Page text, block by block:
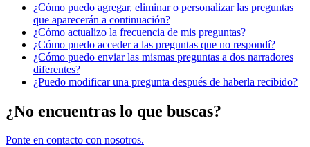
¿Cómo puedo agregar, eliminar o personalizar las preguntas
que aparecerán a continuación?
¿Cómo actualizo la frecuencia de mis preguntas?
¿Cómo puedo acceder a las preguntas que no respondí?
¿Cómo puedo enviar las mismas preguntas a dos narradores
diferentes?
¿Puedo modificar una pregunta después de haberla recibido?
¿No encuentras lo que buscas?
Ponte en contacto con nosotros.